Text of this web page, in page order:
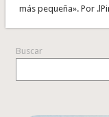
más pequeña». Por
Buscar